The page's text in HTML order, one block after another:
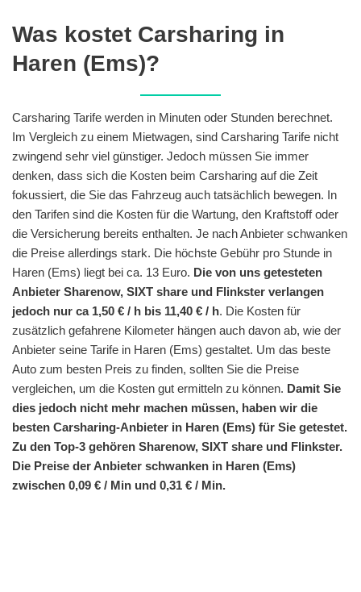
Was kostet Carsharing in
Haren (Ems)?
Carsharing Tarife werden in Minuten oder Stunden berechnet.
Im Vergleich zu einem Mietwagen, sind Carsharing Tarife nicht
zwingend sehr viel günstiger. Jedoch müssen Sie immer
denken, dass sich die Kosten beim Carsharing auf die Zeit
fokussiert, die Sie das Fahrzeug auch tatsächlich bewegen. In
den Tarifen sind die Kosten für die Wartung, den Kraftstoff oder
die Versicherung bereits enthalten. Je nach Anbieter schwanken
die Preise allerdings stark. Die höchste Gebühr pro Stunde in
Haren (Ems) liegt bei ca. 13 Euro. Die von uns getesteten
Anbieter Sharenow, SIXT share und Flinkster verlangen
jedoch nur ca 1,50 € / h bis 11,40 € / h. Die Kosten für
zusätzlich gefahrene Kilometer hängen auch davon ab, wie der
Anbieter seine Tarife in Haren (Ems) gestaltet. Um das beste
Auto zum besten Preis zu finden, sollten Sie die Preise
vergleichen, um die Kosten gut ermitteln zu können. Damit Sie
dies jedoch nicht mehr machen müssen, haben wir die
besten Carsharing-Anbieter in Haren (Ems) für Sie getestet.
Zu den Top-3 gehören Sharenow, SIXT share und Flinkster.
Die Preise der Anbieter schwanken in Haren (Ems)
zwischen 0,09 € / Min und 0,31 € / Min.